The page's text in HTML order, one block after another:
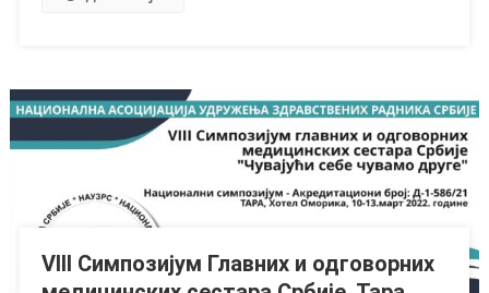
VIII Симпозијум Главних и одговорних